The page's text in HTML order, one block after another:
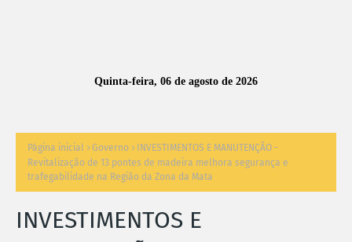
Quinta-feira, 06 de agosto de 2026
Página inicial Governo
INVESTIMENTOS E MANUTENÇÃO -
Revitalização de 13 pontes de madeira melhora segurança e
trafegabilidade na Região da Zona da Mata
INVESTIMENTOS E